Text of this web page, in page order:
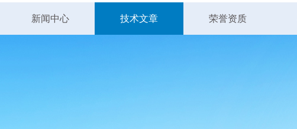
新闻中心 技术文章 荣誉资质